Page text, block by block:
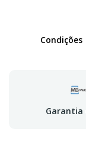
Condições
Garantia